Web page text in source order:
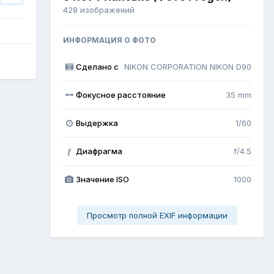
428 изображений
ИНФОРМАЦИЯ О ФОТО
Сделано с NIKON CORPORATION NIKON D90
Фокусное расстояние 35 mm
Выдержка 1/60
f Диафрагма f/4.5
Значение ISO 1000
Просмотр полной EXIF информации